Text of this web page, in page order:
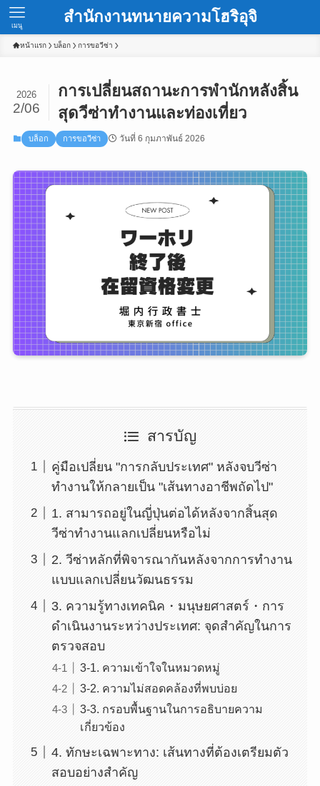
สำนักงานทนายความโฮริอุจิ
เมนู
หน้าแรก บล็อก การขอวีซ่า
การเปลี่ยนสถานะการพำนักหลังสิ้น
สุดวีซ่าทำงานและท่องเที่ยว
2026
2/06
บล็อก การขอวีซ่า วันที่ 6 กุมภาพันธ์ 2026
สารบัญ
คู่มือเปลี่ยน "การกลับประเทศ" หลังจบวีซ่า
ทำงานให้กลายเป็น "เส้นทางอาชีพถัดไป"
1. สามารถอยู่ในญี่ปุ่นต่อได้หลังจากสิ้นสุด
วีซ่าทำงานแลกเปลี่ยนหรือไม่
2. วีซ่าหลักที่พิจารณากันหลังจากการทำงาน
แบบแลกเปลี่ยนวัฒนธรรม
3. ความรู้ทางเทคนิค・มนุษยศาสตร์・การ
ดำเนินงานระหว่างประเทศ: จุดสำคัญในการ
ตรวจสอบ
3-1. ความเข้าใจในหมวดหมู่
3-2. ความไม่สอดคล้องที่พบบ่อย
3-3. กรอบพื้นฐานในการอธิบายความ
เกี่ยวข้อง
4. ทักษะเฉพาะทาง: เส้นทางที่ต้องเตรียมตัว
สอบอย่างสำคัญ